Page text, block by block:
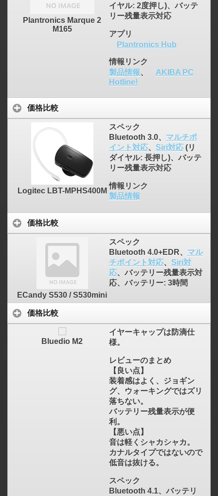
Plantronics Marque 2
M165
イヤル: 2度押し)、バッテ
リー残量表示対応
アプリ
Plantronics Hub
情報リンク
製品情報、
AKIBA PC
Hotline!
価格比較
Logitec LBT-MPHS400M
スペック
Bluetooth 3.0、 マルチポ
イント対応、 Siri対応(リ
ダイヤル: 長押し)、バッテ
リー残量表示対応
情報リンク
製品情報
価格比較
ECandy S530 / S530mini
スペック
Bluetooth 4.0+EDR、 マル
チポイント対応、 Siri対
応、バッテリー残量表示対
応、バッテリー: 3時間
価格比較
Bluedio M2
イヤーキャップは防滴仕
様。
レビューのまとめ
【良い点】
装着感はよく、ジョギン
グ、ウォーキングではズリ
落ちない。
バッテリー残量表示が便
利。
【悪い点】
音は軽くシャカシャカ。
カナルタイプではないので
低音は抜ける。
スペック
Bluetooth 4.1、バッテリ